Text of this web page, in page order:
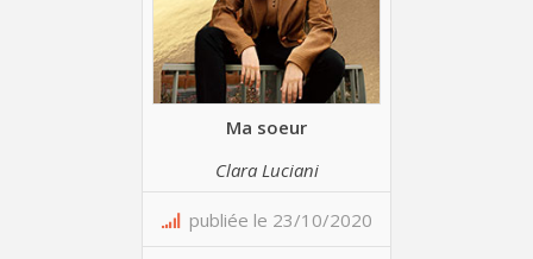
Ma soeur
Clara Luciani
publiée le 23/10/2020